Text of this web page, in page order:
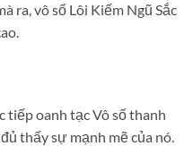
ra, vô số Lôi Kiếm Ngũ Sắc
tiếp oanh tạc Vô số thanh
thấy sự mạnh mẽ của nó.